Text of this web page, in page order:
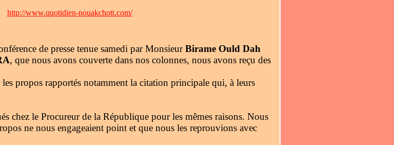
http://www.quotidien-nouakchott.com/
de presse tenue samedi par MonsieurBirame Ould Dah
, que nous avons couverte dans nos colonnes, nous avons reçu des
les propos rapportés notamment la citation principale qui, à leurs
chez le Procureur de la République pour les mêmes raisons. Nous
ne nous engageaient point et que nous les reprouvions avec